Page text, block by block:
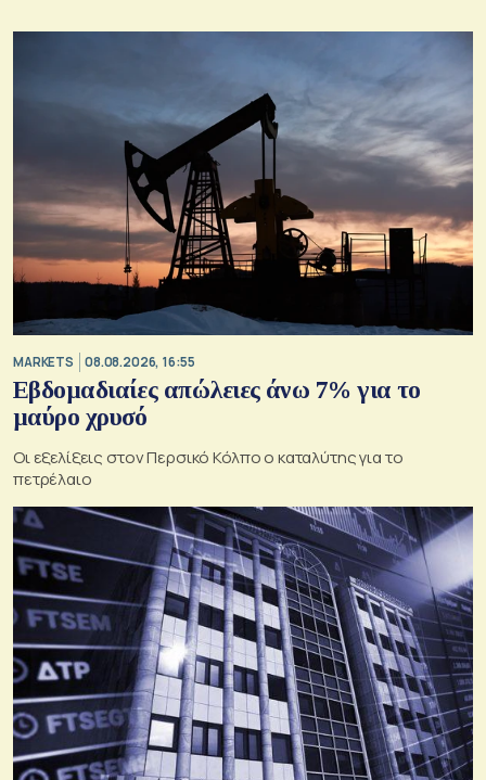
MARKETS 08.08.2026, 16:55
Εβδομαδιαίες απώλειες άνω 7% για το
μαύρο χρυσό
Οι εξελίξεις στον Περσικό Κόλπο ο καταλύτης για το
πετρέλαιο